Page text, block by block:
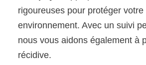
rigoureuses pour protéger votre
environnement. Avec un suivi
nous vous aidons également à
récidive.